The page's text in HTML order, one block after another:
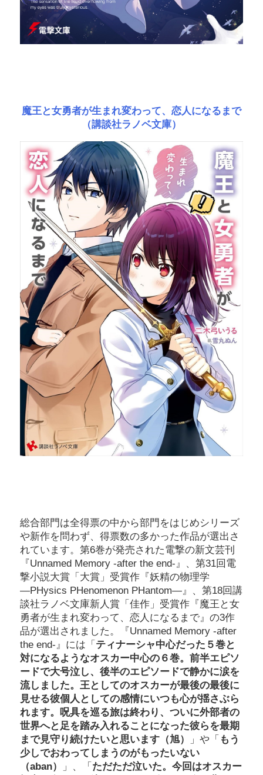
魔王と女勇者が生まれ変わって、恋人になるまで
（講談社ラノベ文庫）
総合部門は全得票の中から部門をはじめシリーズ
や新作を問わず、得票数の多かった作品が選出さ
れています。第6巻が発売された電撃の新文芸刊
『Unnamed Memory -after the end-』、第31回電
撃小説大賞「大賞」受賞作『妖精の物理学
―PHysics PHenomenon PHantom―』、第18回講
談社ラノベ文庫新人賞「佳作」受賞作『魔王と女
勇者が生まれ変わって、恋人になるまで』の3作
品が選出されました。『Unnamed Memory -after
the end-』には「 ティナーシャ中心だった５巻と
対になるようなオスカー中心の６巻。前半エピソ
ードで大号泣し、後半のエピソードで静かに涙を
流しました。王としてのオスカーが最後の最後に
見せる彼個人としての感情にいつも心が揺さぶら
れます。呪具を巡る旅は終わり、ついに外部者の
世界へと足を踏み入れることになった彼らを最期
まで見守り続けたいと思います（旭）
」や「 もう
少しでおわってしまうのがもったいない
（aban）
」、「 ただただ泣いた。今回はオスカー